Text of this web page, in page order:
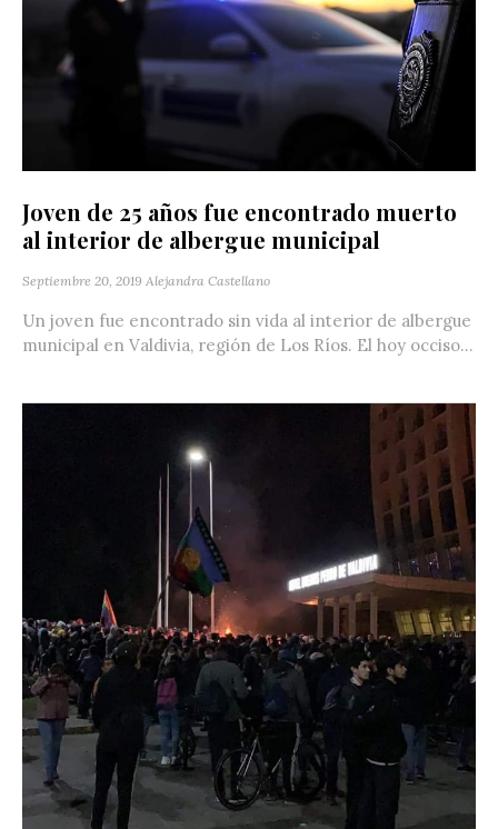
Joven de 25 años fue encontrado muerto
al interior de albergue municipal
Septiembre 20, 2019 Alejandra Castellano
Un joven fue encontrado sin vida al interior de albergue
municipal en Valdivia, región de Los Ríos. El hoy occiso...